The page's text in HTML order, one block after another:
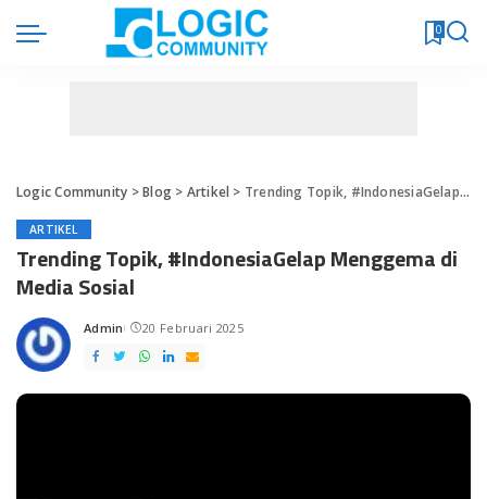
0
Logic Community >Blog> Artikel > Trending Topik, #IndonesiaGelap Menggema di Media Sosial
ARTIKEL
Trending Topik, #IndonesiaGelap Menggema di
Media Sosial
Posted
by
Admin 20 Februari 2025